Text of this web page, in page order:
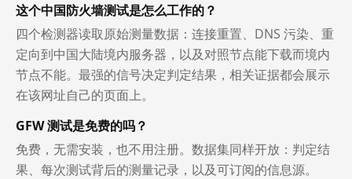
这个中国防火墙测试是怎么工作的？
四个检测器读取原始测量数据：连接重置、DNS 污染、重
定向到中国大陆境内服务器，以及对照节点能下载而境内
节点不能。最强的信号决定判定结果，相关证据都会展示
在该网址自己的页面上。
GFW 测试是免费的吗？
免费，无需安装，也不用注册。数据集同样开放：判定结
果、每次测试背后的测量记录，以及可订阅的信息源。